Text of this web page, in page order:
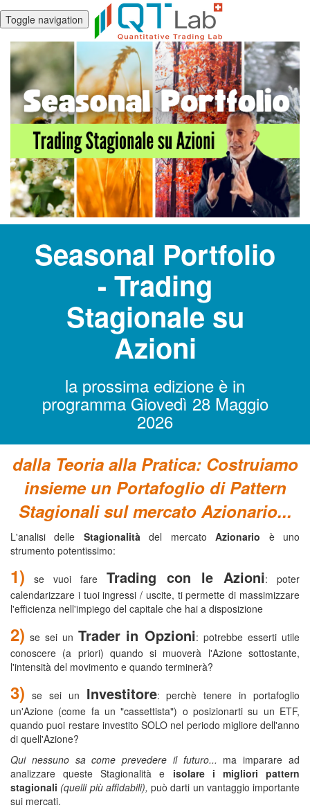
Toggle navigation
Seasonal Portfolio
- Trading
Stagionale su
Azioni
la prossima edizione è in
programma Giovedì 28 Maggio
2026
dalla Teoria alla Pratica: Costruiamo
insieme un Portafoglio di Pattern
Stagionali sul mercato Azionario...
L'analisi delle Stagionalitàdel mercatoAzionario è uno
strumento potentissimo:
1) se vuoi fare Trading con le Azioni: poter
calendarizzare i tuoi ingressi / uscite, ti permette di massimizzare
l'efficienza nell'impiego del capitale che hai a disposizione
2) se sei un Trader in Opzioni: potrebbe esserti utile
conoscere (a priori) quando si muoverà l'Azione sottostante,
l'intensità del movimento e quando terminerà?
3) se sei un Investitore: perchè tenere in portafoglio
un'Azione (come fa un "cassettista") o posizionarti su un ETF,
quando puoi restare investito SOLO nel periodo migliore dell'anno
di quell'Azione?
Qui nessuno sa come prevedere il futuro... ma imparare ad
analizzare queste Stagionalità e isolare i migliori pattern
stagionali (quelli più affidabili), può darti un vantaggio importante
sui mercati.